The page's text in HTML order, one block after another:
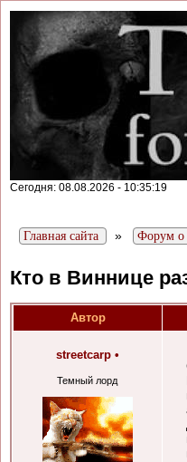
Сегодня: 08.08.2026 - 10:35:19
Главная сайта » Форум о
Кто в Виннице
Автор
streetcarp •
Темный лорд